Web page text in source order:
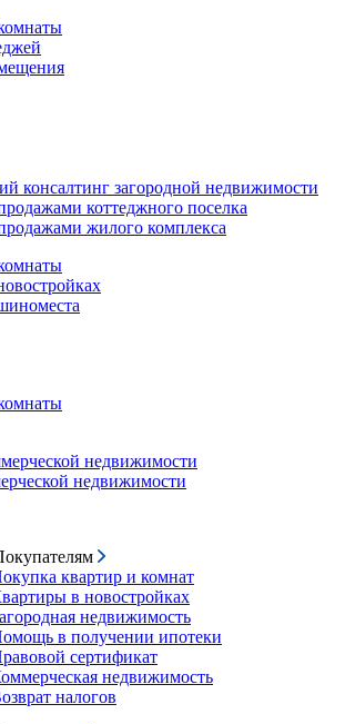
консалтинг загородной недвижимости
коттеджного поселка
жилого комплекса
недвижимости
недвижимости
квартир и комнат
в новостройках
недвижимость
в получении ипотеки
сертификат
недвижимость
налогов